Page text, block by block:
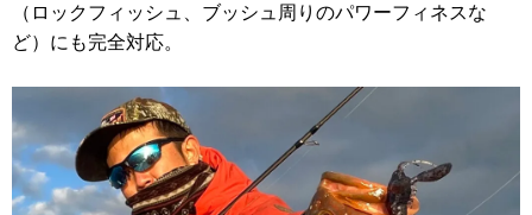
（ロックフィッシュ、ブッシュ周りのパワーフィネスな
ど）にも完全対応。